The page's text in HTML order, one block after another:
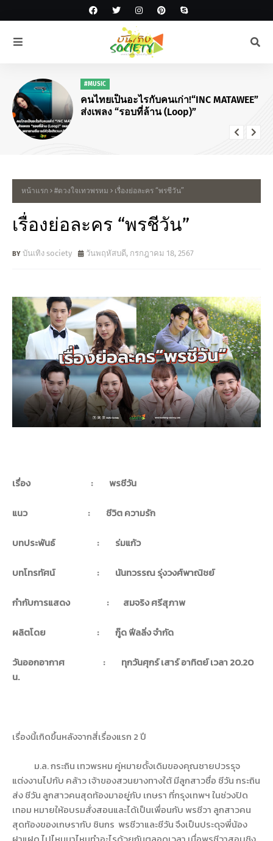
#MUSIC
คนไทยเป็นอะไรกับคนเก่า!“INC MATAWEE”
ส่งเพลง “รอบที่ล้าน (Loop)”
หน้าแรก #ดวงใจเทวพรหม เรื่องย่อละคร “พรชีวัน”
เรื่องย่อละคร “พรชีวัน”
บันเทิง society วันพฤหัสบดี, กรกฎาคม 18, 2567
เรื่อง : พรชีวัน
แนว : ชีวิต ความรัก
บทประพันธ์ : ร่มแก้ว
บทโทรทัศน์ : นันทวรรณ รุ่งวงศ์พาณิชย์
กำกับการแสดง : สมจริง ศรีสุภาพ
ผลิตโดย : กู๊ด ฟีลลิ่ง จำกัด
วันออกอากาศ :
ทุกวันศุกร์ เสาร์ อาทิตย์ เวลา 20.20
น.
เรื่องนี้เกิดขึ้นหลังจากสี่เรื่องแรก 2 ปี
ม.ล. กระถิน เทวพรหม คู่หมายดั้งเดิมของคุณชายปวรรุจ
แต่งงานไปกับ คล้าว เจ้าของสวนยางทางใต้ มีลูกสาวชื่อ ชีวัน กระถิน
ส่ง ชีวัน ลูกสาวคนสุดท้องมาอยู่กับ เกษรา ที่กรุงเทพฯ ในช่วงปิด
เทอม หมายให้อบรมสั่งสอนและได้เป็นเพื่อนกับ พรชีวา ลูกสาวคน
สุดท้องของเกษรากับ ชินกร พรชีวาและชีวัน จึงเป็นประดุจพี่น้อง